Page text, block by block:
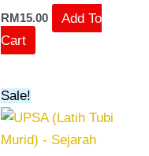
RM15.00
Add To
Cart
Sale!
was:
RM12.00.
is: